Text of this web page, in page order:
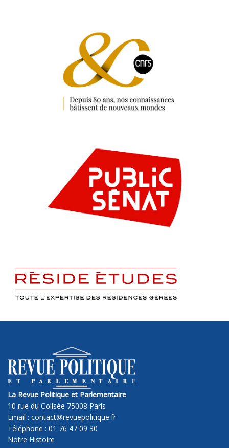
La Revue Politique et Parlementaire
10 rue du Colisée 75008 Paris
Email : contact@revuepolitique.fr
Téléphone : 01 76 47 09 30
Notre Histoire